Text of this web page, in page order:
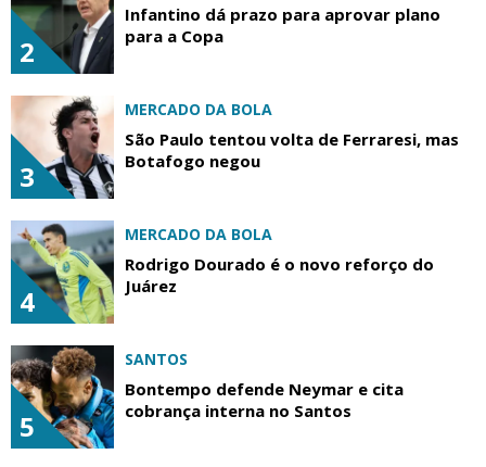
2
Infantino dá prazo para aprovar plano
para a Copa
3
MERCADO DA BOLA
São Paulo tentou volta de Ferraresi, mas
Botafogo negou
4
MERCADO DA BOLA
Rodrigo Dourado é o novo reforço do
Juárez
5
SANTOS
Bontempo defende Neymar e cita
cobrança interna no Santos